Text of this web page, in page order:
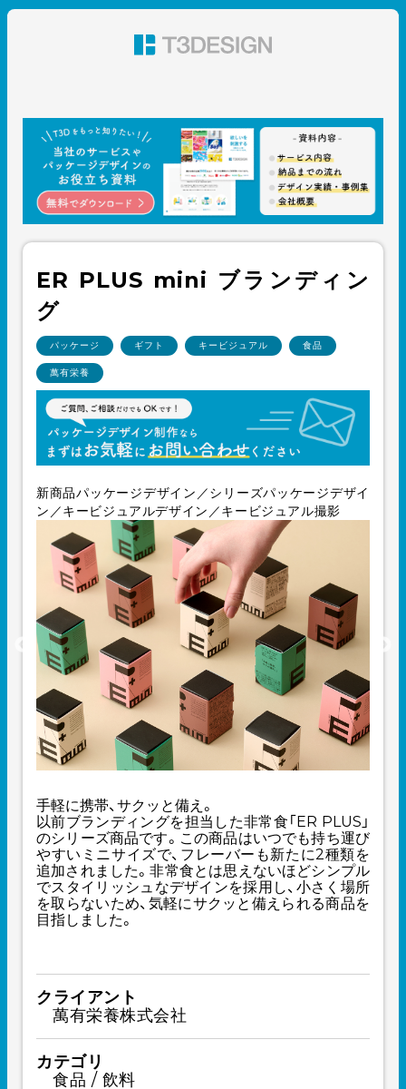
ン 株式会社T3デザイン
ER PLUS mini ブランディン
グ
パッケージ ギフト キービジュアル 食品
萬有栄養
手軽に携帯、サクッと備え。
以前ブランディングを担当した非常食「ER PLUS」
のシリーズ商品です。この商品はいつでも持ち運び
やすいミニサイズで、フレーバーも新たに2種類を
追加されました。非常食とは思えないほどシンプル
でスタイリッシュなデザインを採用し、小さく場所
を取らないため、気軽にサクッと備えられる商品を
目指しました。
新商品パッケージデザイン／シリーズパッケージデザイ
ン／キービジュアルデザイン／キービジュアル撮影
クライアント
萬有栄養株式会社
カテゴリ
食品 / 飲料